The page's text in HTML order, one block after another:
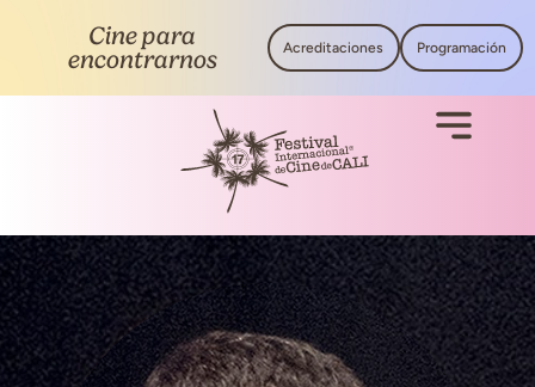
Cine para
encontrarnos
Acreditaciones Programación